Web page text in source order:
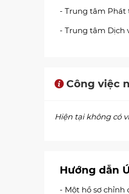
- Trung tâm Phát
- Trung tâm Dịch
Công việc
Hiện tại không có
Hướng dẫn
- Một hồ sơ